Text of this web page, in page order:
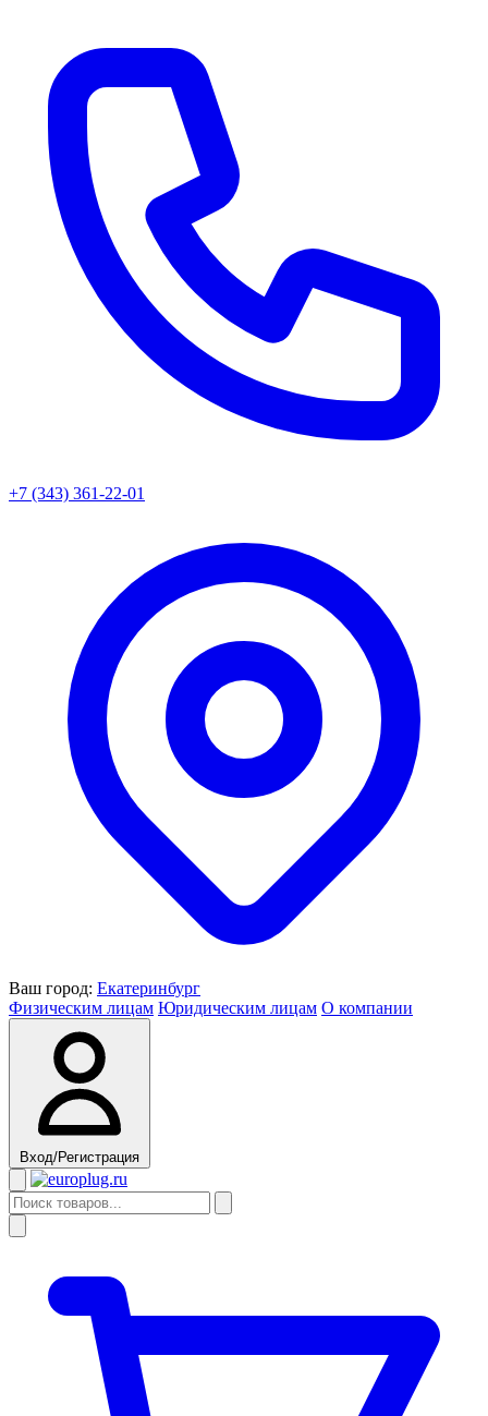
+7 (343) 361-22-01
Ваш город: Екатеринбург
Физическим лицам Юридическим лицам О компании
Вход/Регистрация